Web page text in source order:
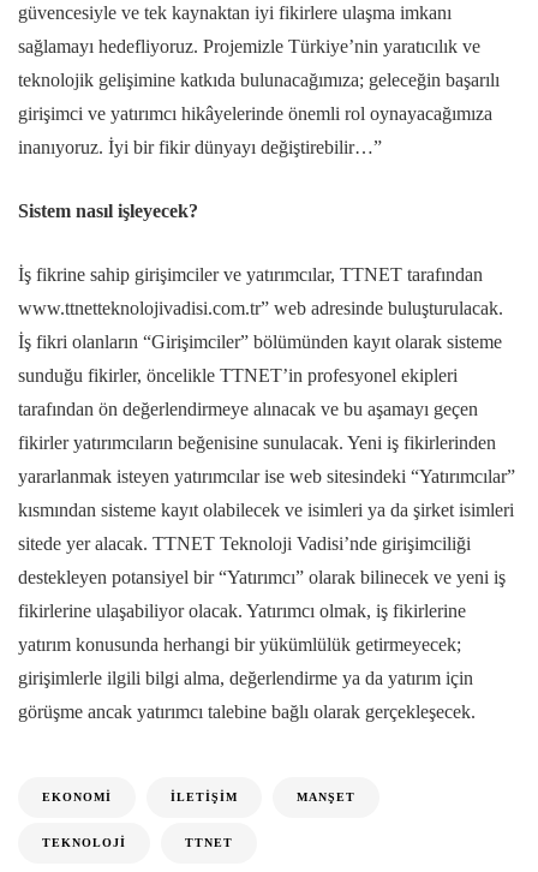
güvencesiyle ve tek kaynaktan iyi fikirlere ulaşma imkanı
sağlamayı hedefliyoruz. Projemizle Türkiye’nin yaratıcılık ve
teknolojik gelişimine katkıda bulunacağımıza; geleceğin başarılı
girişimci ve yatırımcı hikâyelerinde önemli rol oynayacağımıza
inanıyoruz. İyi bir fikir dünyayı değiştirebilir…”
Sistem nasıl işleyecek?
İş fikrine sahip girişimciler ve yatırımcılar, TTNET tarafından
www.ttnetteknolojivadisi.com.tr” web adresinde buluşturulacak.
İş fikri olanların “Girişimciler” bölümünden kayıt olarak sisteme
sunduğu fikirler, öncelikle TTNET’in profesyonel ekipleri
tarafından ön değerlendirmeye alınacak ve bu aşamayı geçen
fikirler yatırımcıların beğenisine sunulacak. Yeni iş fikirlerinden
yararlanmak isteyen yatırımcılar ise web sitesindeki “Yatırımcılar”
kısmından sisteme kayıt olabilecek ve isimleri ya da şirket isimleri
sitede yer alacak. TTNET Teknoloji Vadisi’nde girişimciliği
destekleyen potansiyel bir “Yatırımcı” olarak bilinecek ve yeni iş
fikirlerine ulaşabiliyor olacak. Yatırımcı olmak, iş fikirlerine
yatırım konusunda herhangi bir yükümlülük getirmeyecek;
girişimlerle ilgili bilgi alma, değerlendirme ya da yatırım için
görüşme ancak yatırımcı talebine bağlı olarak gerçekleşecek.
EKONOMI İLETIŞIM MANŞET
TEKNOLOJI TTNET